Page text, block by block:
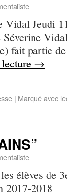
Vidal Jeudi
Séverine
fait partie
→
| Marqué avec
élèves de
2017-2018